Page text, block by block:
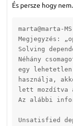
És persze hogy nem.
Megjegyzés:
Solving
Néhány
egy
használja,
lett mozdítva
Az alábbi
Unsatisfied